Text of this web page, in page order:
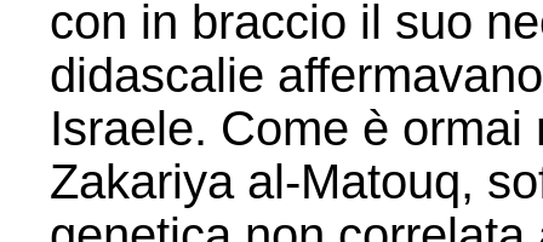
con in braccio il suo
didascalie
Israele. Come è
Zakariya al-Matouq,